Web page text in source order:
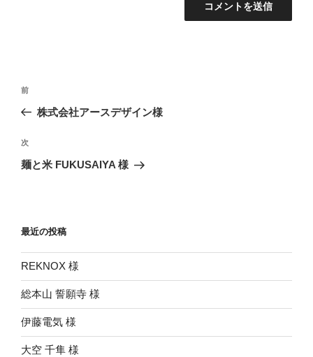
投
ビ
ゲ
ン
前
の
稿
前
株式会社アースデザイン様
次
の
次
麺と米 FUKUSAIYA 様
最近の投稿
REKNOX 様
総本山 誓願寺 様
伊藤電気 様
大空 千隼 様